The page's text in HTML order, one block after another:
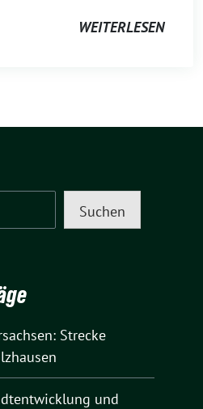
WEITERLESEN
Suchen
Strecke
und